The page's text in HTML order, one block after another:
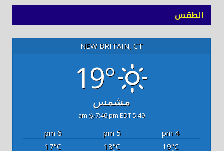
الطقس
NEW BRITAIN, CT
19°
مشمس
5:49 am
7:46 pm EDT
4 pm
5 pm
6 pm
19°C
18°C
17°C